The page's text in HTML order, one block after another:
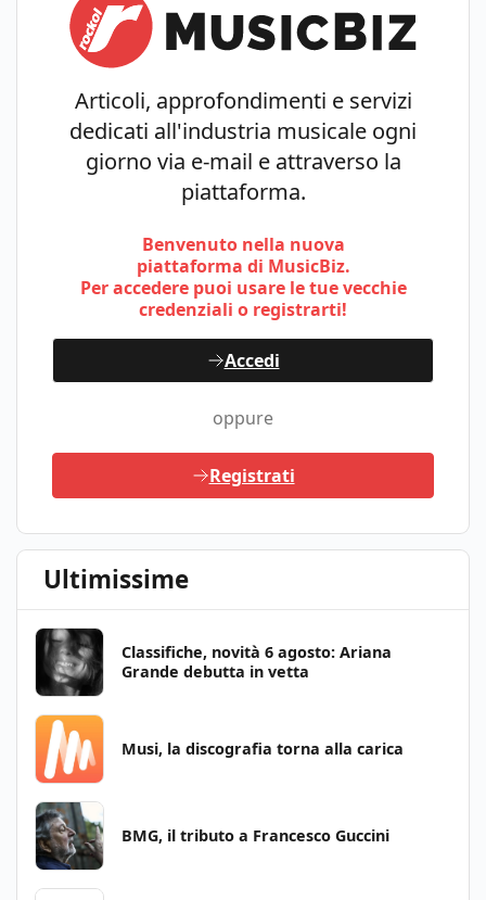
Articoli, approfondimenti e servizi
dedicati all'industria musicale ogni
giorno via e-mail e attraverso la
piattaforma.
Benvenuto nella nuova
piattaforma di MusicBiz.
Per accedere puoi usare le tue vecchie
credenziali o registrarti!
Accedi
oppure
Registrati
Ultimissime
Classifiche, novità 6 agosto: Ariana
Grande debutta in vetta
Musi, la discografia torna alla carica
BMG, il tributo a Francesco Guccini